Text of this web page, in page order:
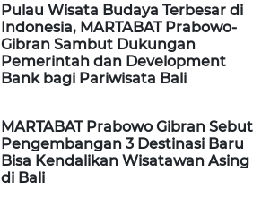
Pulau Wisata Budaya Terbesar di
Indonesia, MARTABAT Prabowo-
Gibran Sambut Dukungan
Pemerintah dan Development
Bank bagi Pariwisata Bali
MARTABAT Prabowo Gibran Sebut
Pengembangan 3 Destinasi Baru
Bisa Kendalikan Wisatawan Asing
di Bali